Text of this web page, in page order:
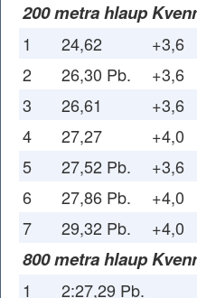
200 metra hlaup
1 24,62 +3,6
2
26,30 Pb. +3,6
3
26,61 +3,6
4
27,27 +4,0
5
27,52 Pb. +3,6
6
27,86 Pb. +4,0
7
29,32 Pb. +4,0
800 metra hlaup
1 2:27,29 Pb.